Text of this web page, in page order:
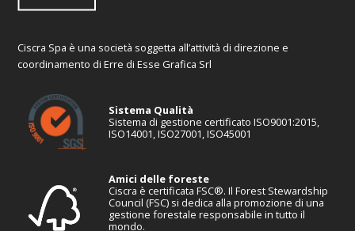
Ciscra Spa è una società soggetta all’attività di direzione e
coordinamento di Erre di Esse Grafica Srl
Sistema Qualità
Sistema di gestione certificato ISO9001:2015,
ISO14001, ISO27001, ISO45001
Amici delle foreste
Ciscra è certificata FSC®. Il Forest Stewardship
Council (FSC) si dedica alla promozione di una
gestione forestale responsabile in tutto il
mondo.